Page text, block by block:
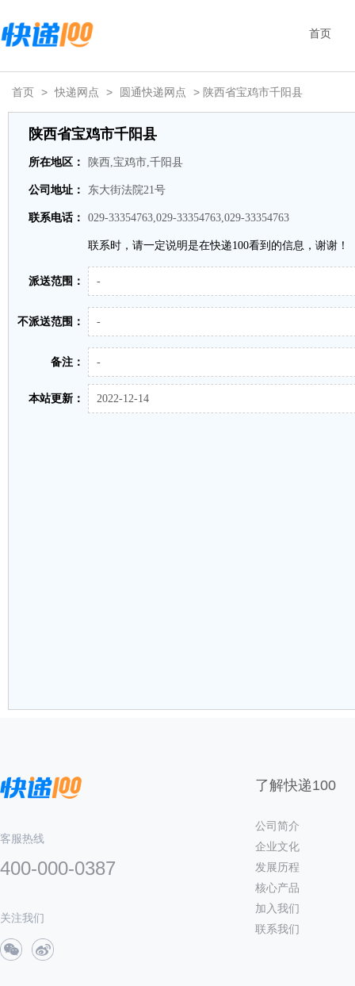
首页
首页 > 快递网点 > 圆通快递网点 > 陕西省宝鸡市千阳县
陕西省宝鸡市千阳县
所在地区： 陕西,宝鸡市,千阳县
公司地址： 东大街法院21号
联系电话： 029-33354763,029-33354763,029-33354763
联系时，请一定说明是在快递100看到的信息，谢谢！
派送范围： -
不派送范围： -
备注： -
本站更新： 2022-12-14
客服热线
400-000-0387
关注我们
了解快递100
公司简介
企业文化
发展历程
核心产品
加入我们
联系我们